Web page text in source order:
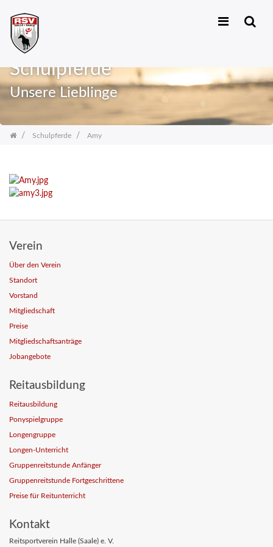
Skip
Schulpferde
Unsere Lieblinge
Schulpferde Amy
Verein
Über den Verein
Standort
Vorstand
Mitgliedschaft
Preise
Mitgliedschaftsanträge
Jobangebote
Reitausbildung
Reitausbildung
Ponyspielgruppe
Longengruppe
Longen-Unterricht
Gruppenreitstunde Anfänger
Gruppenreitstunde Fortgeschrittene
Preise für Reitunterricht
Kontakt
Reitsportverein Halle (Saale) e. V.